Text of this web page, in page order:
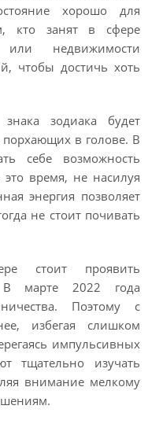
хорошо для
кто занят в сфере
или недвижимости
чтобы достичь хоть
зодиака будет
порхающих в голове. В
себе возможность
время, не насилуя
энергия позволяет
не стоит почивать
стоит проявить
В марте 2022 года
Поэтому с
избегая слишком
импульсивных
тщательно изучать
внимание мелкому